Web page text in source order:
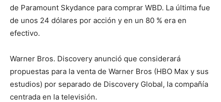
de Paramount Skydance para comprar WBD. La última fue
de unos 24 dólares por acción y en un 80 % era en
efectivo.
Warner Bros. Discovery anunció que considerará
propuestas para la venta de Warner Bros (HBO Max y sus
estudios) por separado de Discovery Global, la compañía
centrada en la televisión.